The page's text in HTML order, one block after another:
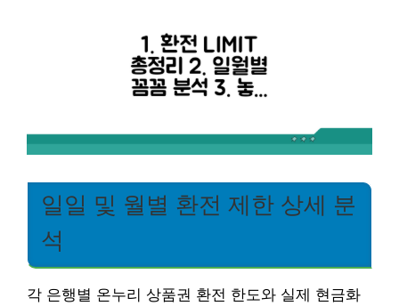
일일 및 월별 환전 제한 상세 분
석
각 은행별 온누리 상품권 환전 한도와 실제 현금화